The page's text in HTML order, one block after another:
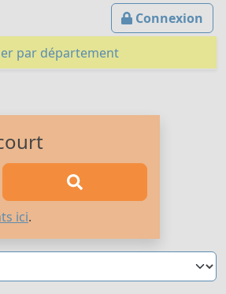
Connexion
par département
ici.